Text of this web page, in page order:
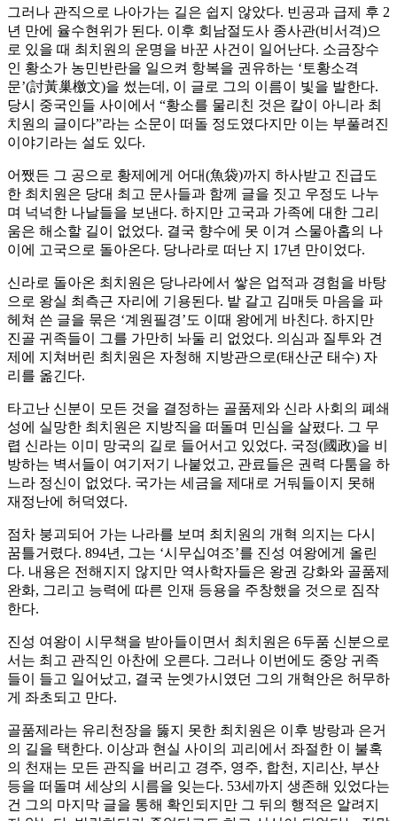
그러나 관직으로 나아가는 길은 쉽지 않았다. 빈공과 급제 후 2
년 만에 율수현위가 된다. 이후 회남절도사 종사관(비서격)으
로 있을 때 최치원의 운명을 바꾼 사건이 일어난다. 소금장수
인 황소가 농민반란을 일으켜 항복을 권유하는 ‘토황소격
문’(討黃巢檄文)을 썼는데, 이 글로 그의 이름이 빛을 발한다.
당시 중국인들 사이에서 “황소를 물리친 것은 칼이 아니라 최
치원의 글이다”라는 소문이 떠돌 정도였다지만 이는 부풀려진
이야기라는 설도 있다.
어쨌든 그 공으로 황제에게 어대(魚袋)까지 하사받고 진급도
한 최치원은 당대 최고 문사들과 함께 글을 짓고 우정도 나누
며 넉넉한 나날들을 보낸다. 하지만 고국과 가족에 대한 그리
움은 해소할 길이 없었다. 결국 향수에 못 이겨 스물아홉의 나
이에 고국으로 돌아온다. 당나라로 떠난 지 17년 만이었다.
신라로 돌아온 최치원은 당나라에서 쌓은 업적과 경험을 바탕
으로 왕실 최측근 자리에 기용된다. 밭 갈고 김매듯 마음을 파
헤쳐 쓴 글을 묶은 ‘계원필경’도 이때 왕에게 바친다. 하지만
진골 귀족들이 그를 가만히 놔둘 리 없었다. 의심과 질투와 견
제에 지쳐버린 최치원은 자청해 지방관으로(태산군 태수) 자
리를 옮긴다.
타고난 신분이 모든 것을 결정하는 골품제와 신라 사회의 폐쇄
성에 실망한 최치원은 지방직을 떠돌며 민심을 살폈다. 그 무
렵 신라는 이미 망국의 길로 들어서고 있었다. 국정(國政)을 비
방하는 벽서들이 여기저기 나붙었고, 관료들은 권력 다툼을 하
느라 정신이 없었다. 국가는 세금을 제대로 거둬들이지 못해
재정난에 허덕였다.
점차 붕괴되어 가는 나라를 보며 최치원의 개혁 의지는 다시
꿈틀거렸다. 894년, 그는 ‘시무십여조’를 진성 여왕에게 올린
다. 내용은 전해지지 않지만 역사학자들은 왕권 강화와 골품제
완화, 그리고 능력에 따른 인재 등용을 주창했을 것으로 짐작
한다.
진성 여왕이 시무책을 받아들이면서 최치원은 6두품 신분으로
서는 최고 관직인 아찬에 오른다. 그러나 이번에도 중앙 귀족
들이 들고 일어났고, 결국 눈엣가시였던 그의 개혁안은 허무하
게 좌초되고 만다.
골품제라는 유리천장을 뚫지 못한 최치원은 이후 방랑과 은거
의 길을 택한다. 이상과 현실 사이의 괴리에서 좌절한 이 불혹
의 천재는 모든 관직을 버리고 경주, 영주, 합천, 지리산, 부산
등을 떠돌며 세상의 시름을 잊는다. 53세까지 생존해 있었다는
건 그의 마지막 글을 통해 확인되지만 그 뒤의 행적은 알려지